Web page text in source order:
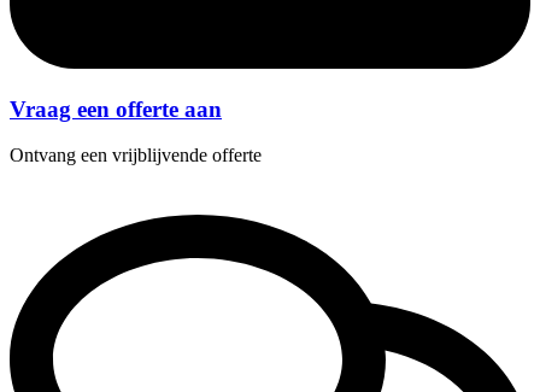
Vraag een offerte aan
Ontvang een vrijblijvende offerte